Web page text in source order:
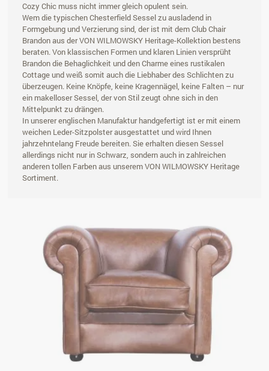
Cozy Chic muss nicht immer gleich opulent sein.
Wem die typischen Chesterfield Sessel zu ausladend in
Formgebung und Verzierung sind, der ist mit dem Club Chair
Brandon aus der VON WILMOWSKY Heritage-Kollektion bestens
beraten. Von klassischen Formen und klaren Linien versprüht
Brandon die Behaglichkeit und den Charme eines rustikalen
Cottage und weiß somit auch die Liebhaber des Schlichten zu
überzeugen. Keine Knöpfe, keine Kragennägel, keine Falten – nur
ein makelloser Sessel, der von Stil zeugt ohne sich in den
Mittelpunkt zu drängen.
In unserer englischen Manufaktur handgefertigt ist er mit einem
weichen Leder-Sitzpolster ausgestattet und wird Ihnen
jahrzehntelang Freude bereiten. Sie erhalten diesen Sessel
allerdings nicht nur in Schwarz, sondern auch in zahlreichen
anderen tollen Farben aus unserem VON WILMOWSKY Heritage
Sortiment.